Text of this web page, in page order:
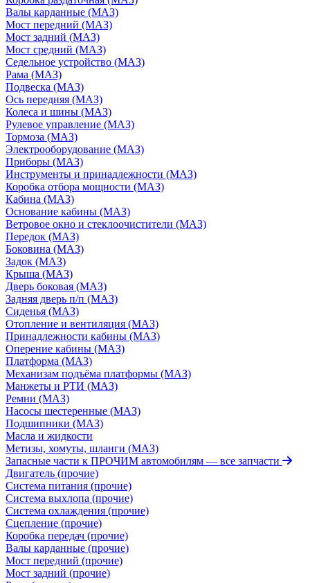
Валы карданные (МАЗ)
Мост передний (МАЗ)
Мост задний (МАЗ)
Мост средний (МАЗ)
Седельное устройство (МАЗ)
Рама (МАЗ)
Подвеска (МАЗ)
Ось передняя (МАЗ)
Колеса и шины (МАЗ)
Рулевое управление (МАЗ)
Тормоза (МАЗ)
Электрооборудование (МАЗ)
Приборы (МАЗ)
Инструменты и принадлежности (МАЗ)
Коробка отбора мощности (МАЗ)
Кабина (МАЗ)
Основание кабины (МАЗ)
Ветровое окно и стеклоочистители (МАЗ)
Передок (МАЗ)
Боковина (МАЗ)
Задок (МАЗ)
Крыша (МАЗ)
Дверь боковая (МАЗ)
Задняя дверь п/п (МАЗ)
Сиденья (МАЗ)
Отопление и вентиляция (МАЗ)
Принадлежности кабины (МАЗ)
Оперение кабины (МАЗ)
Платформа (МАЗ)
Механизам подъёма платформы (МАЗ)
Манжеты и РТИ (МАЗ)
Ремни (МАЗ)
Насосы шестеренные (МАЗ)
Подшипники (МАЗ)
Масла и жидкости
Метизы, хомуты, шланги (МАЗ)
Запасные части к ПРОЧИМ автомобилям — все запчасти
Двигатель (прочие)
Система питания (прочие)
Система выхлопа (прочие)
Система охлаждения (прочие)
Сцепление (прочие)
Коробка передач (прочие)
Валы карданные (прочие)
Мост передний (прочие)
Мост задний (прочие)